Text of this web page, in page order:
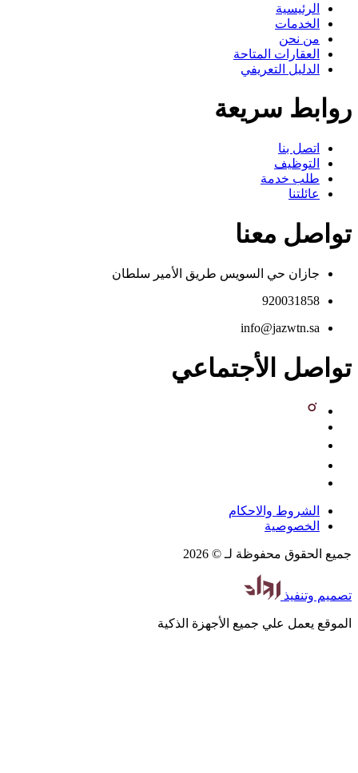
الرئيسية
الخدمات
من نحن
العقارات المتاحة
الدليل التعريفي
روابط سريعة
اتصل بنا
التوظيف
طلب خدمة
عائلتنا
تواصل معنا
جازان حي السويس طريق الأمير سلطان
920031858
info@jazwtn.sa
تواصل الأجتماعي
الشروط والاحكام
الخصوصية
جميع الحقوق محفوظة لـ © 2026
تصميم وتنفيذ
الموقع يعمل علي جميع الأجهزة الذكية